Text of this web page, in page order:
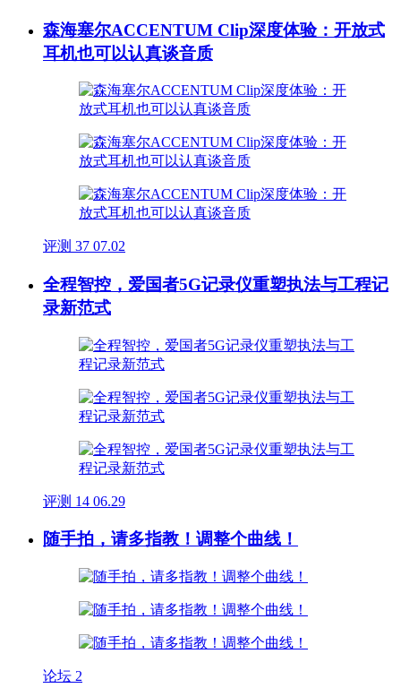
森海塞尔ACCENTUM Clip深度体验：开放式
耳机也可以认真谈音质
评测 37 07.02
全程智控，爱国者5G记录仪重塑执法与工程记
录新范式
评测 14 06.29
随手拍，请多指教！调整个曲线！
论坛 2